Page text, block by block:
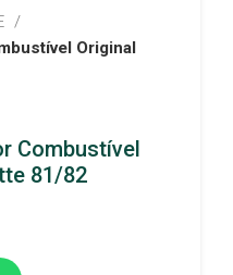
Original
Combustível
81/82